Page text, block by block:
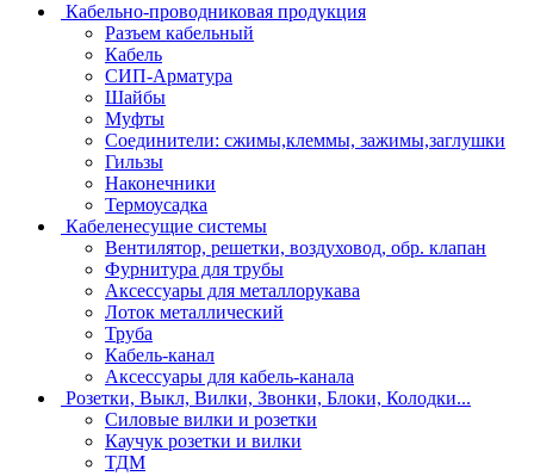
Кабельно-проводниковая продукция
Разъем кабельный
Кабель
СИП-Арматура
Шайбы
Муфты
Соединители: сжимы,клеммы, зажимы,заглушки
Гильзы
Наконечники
Термоусадка
Кабеленесущие системы
Вентилятор, решетки, воздуховод, обр. клапан
Фурнитура для трубы
Аксессуары для металлорукава
Лоток металлический
Труба
Кабель-канал
Аксессуары для кабель-канала
Розетки, Выкл, Вилки, Звонки, Блоки, Колодки...
Силовые вилки и розетки
Каучук розетки и вилки
ТДМ